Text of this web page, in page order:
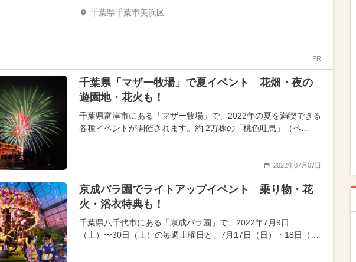
千葉県千葉市美浜区
PR
千葉県「マザー牧場」で夏イベント 花畑・夜の
遊園地・花火も！
千葉県富津市にある「マザー牧場」で、2022年の夏を満喫できる
各種イベントが開催されます。約 2万株の「桃色吐息」（ペ…
2022年07月07日
京成バラ園でライトアップイベント 乗り物・花
火・浴衣特典も！
千葉県八千代市にある「京成バラ園」で、2022年7月9日
（土）〜30日（土）の毎週土曜日と、7月17日（日）・18日（…